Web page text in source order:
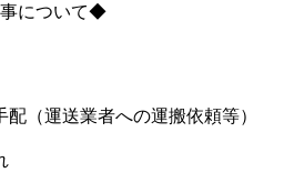
について◆
（運送業者への運搬依頼等）